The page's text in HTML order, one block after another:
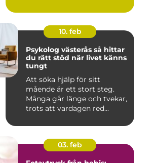
10. feb
Psykolog västerås så hittar
du rätt stöd när livet känns
tungt
Att söka hjälp för sitt
mående är ett stort steg.
Många går länge och tvekar,
trots att vardagen red...
03. feb